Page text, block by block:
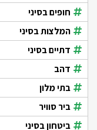
חופים בסיני
המלצות בסיני
דתיים בסיני
דהב
בתי מלון
ביר סוויר
ביטחון בסיני